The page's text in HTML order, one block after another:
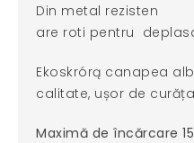
Din metal rezisten
are roti pentru
Ekoskrórą canapea
calitate, ușor de
Maximă de încărcare